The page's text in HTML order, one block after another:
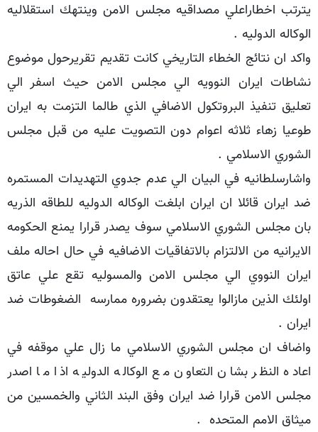
يترتب اخطاراعلي مصداقيه مجلس الامن وينتهك استقلاليه
الوكاله الدوليه .
واكد ان نتائج الخطاء التاريخي كانت تقديم تقريرحول موضوع
نشاطات ايران النوويه الي مجلس الامن حيث اسفر الي
تعليق تنفيذ البروتكول الاضافي الذي طالما التزمت به ايران
طوعيا زهاء ثلاثه اعوام دون التصويت عليه من قبل مجلس
الشوري الاسلامي .
واشارسلطانيه في البيان الي عدم جدوي التهديدات المستمره
ضد ايران قائلا ان ايران ابلغت الوكاله الدوليه للطاقه الذريه
بان مجلس الشوري الاسلامي سوف يصدر قرارا يمنع الحكومه
الايرانيه من الالتزام بالاتفاقيات الاضافيه في حال احاله ملف
ايران النووي الي مجلس الامن والمسوليه تقع علي عاتق
اولئك الذين مازالوا يعتقدون بضروره ممارسه الضغوطات ضد
ايران .
واضاف ان مجلس الشوري الاسلامي ما زال علي موقفه في
اعاده النظر بشان التعاون مع الوكاله الدوليه اذا ما اصدر
مجلس الامن قرارا ضد ايران وفق البند الثاني والخمسين من
ميثاق الامم المتحده .